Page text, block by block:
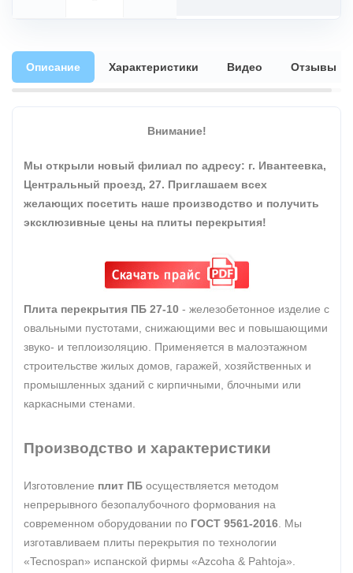
Описание Характеристики Видео Отзывы
Внимание!
Мы открыли новый филиал по адресу: г. Ивантеевка,
Центральный проезд, 27. Приглашаем всех
желающих посетить наше производство и получить
эксклюзивные цены на плиты перекрытия!
Плита перекрытия ПБ 27-10 - железобетонное изделие с
овальными пустотами, снижающими вес и повышающими
звуко- и теплоизоляцию. Применяется в малоэтажном
строительстве жилых домов, гаражей, хозяйственных и
промышленных зданий с кирпичными, блочными или
каркасными стенами.
Производство и характеристики
Изготовление плит ПБ осуществляется методом
непрерывного безопалубочного формования на
современном оборудовании по ГОСТ 9561-2016 . Мы
изготавливаем плиты перекрытия по технологии
«Tecnospan» испанской фирмы «Azcoha & Pahtoja».